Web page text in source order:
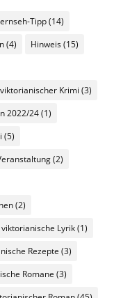
Tipp(14)
(4) Hinweis(15)
Krimi (3)
2022/24(1)
(5)
(2)
(2)
viktorianische Lyrik(1)
Rezepte (3)
Romane (3)